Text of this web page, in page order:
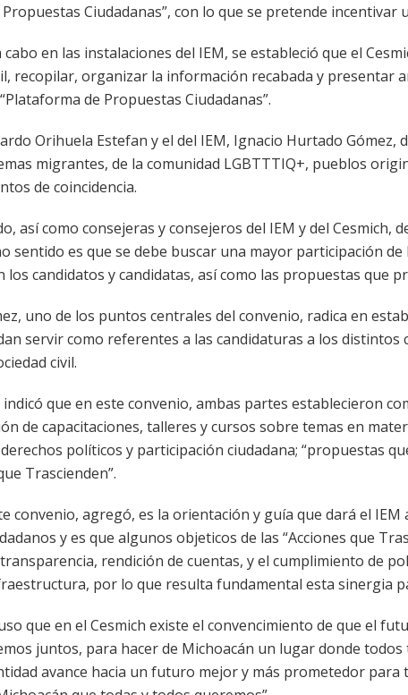
Ciudadanas”, con lo que se pretende incentivar
en las instalaciones del IEM, se estableció que el
recopilar, organizar la información recabada y presentar
de Propuestas Ciudadanas”.
Orihuela Estefan y el del IEM, Ignacio Hurtado Gómez,
migrantes, de la comunidad LGBTTTIQ+, pueblos
de coincidencia.
así como consejeras y consejeros del IEM y del Cesmich,
sentido es que se debe buscar una mayor participación
candidatos y candidatas, así como las propuestas que
uno de los puntos centrales del convenio, radica en
servir como referentes a las candidaturas a los distintos
civil.
que en este convenio, ambas partes establecieron
de capacitaciones, talleres y cursos sobre temas en
políticos y participación ciudadana; “propuestas
Trascienden”.
convenio, agregó, es la orientación y guía que dará el IEM
y es que algunos objeticos de las “Acciones que
rendición de cuentas, y el cumplimiento de
por lo que resulta fundamental esta sinergia
que en el Cesmich existe el convencimiento de que el
juntos, para hacer de Michoacán un lugar donde
avance hacia un futuro mejor y más prometedor